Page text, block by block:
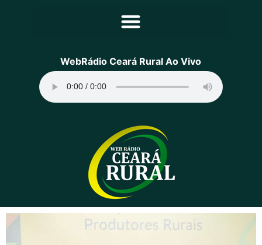
Principal
Programação
Equipe
Contato
Sobre
WebRádio Ceará Rural Ao Vivo